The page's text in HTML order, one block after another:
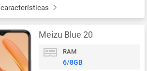
Meizu Blue 20
RAM
6/8GB